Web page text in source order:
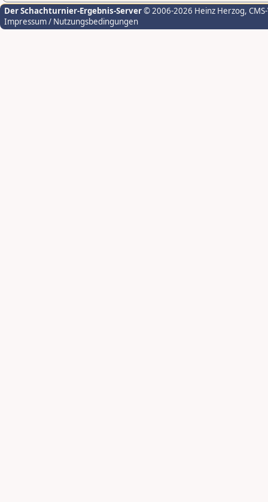
Der Schachturnier-Ergebnis-Server© 2006-2026 Heinz Herzog,
Impressum / Nutzungsbedingungen